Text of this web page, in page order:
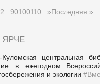
90100110 »Последняя »
Куломская центральная
в ежегодном
и экологии